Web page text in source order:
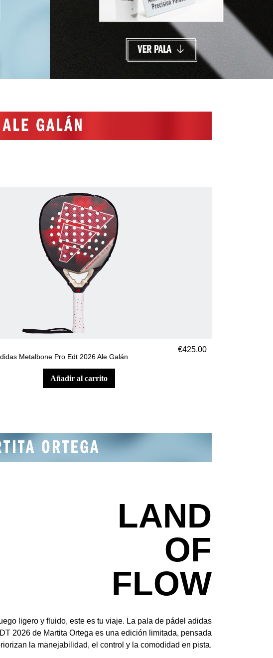
Metalbone Pro Edt 2026 Ale Galán
€425.00
añadir al carrito
LAND
OF
FLOW
ligero y fluido, este es tu viaje. La pala de pádel adidas
2026 de Martita Ortega es una edición limitada, pensada
la manejabilidad, el control y la comodidad en pista.